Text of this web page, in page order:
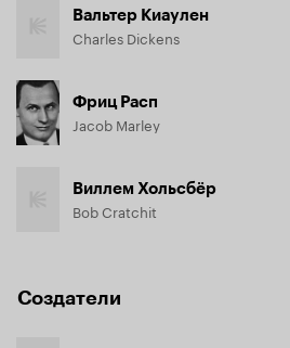
Вальтер Киаулен
Charles Dickens
Фриц Расп
Jacob Marley
Виллем Хольсбёр
Bob Cratchit
Создатели